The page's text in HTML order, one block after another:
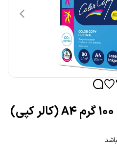
کاغذ عروسکی ماندی 100 گرم A4 (کالر کپی)